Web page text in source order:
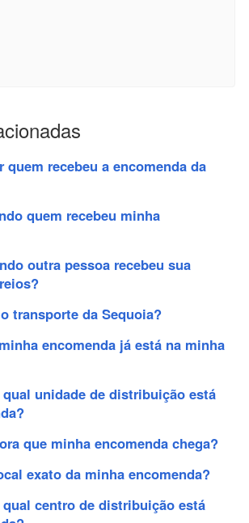
quem recebeu a encomenda da
quem recebeu minha
outra pessoa recebeu sua
transporte da Sequoia?
encomenda já está na minha
unidade de distribuição está
que minha encomenda chega?
exato da minha encomenda?
centro de distribuição está